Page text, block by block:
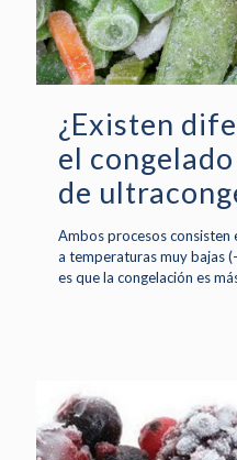
¿Existen
el
de
Ambos procesos consisten
a temperaturas muy bajas
es que la congelación es